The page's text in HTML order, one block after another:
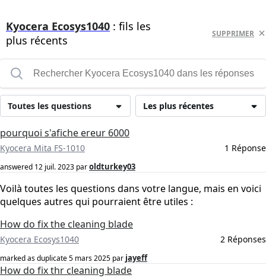
Kyocera Ecosys1040 : fils les
plus récents
SUPPRIMER
Les plus récentes
Toutes les questions
pourquoi s'afiche ereur 6000
Kyocera Mita FS-1010 1 Réponse
answered 12 juil. 2023 paroldturkey03
Voilà toutes les questions dans votre langue, mais en voici
quelques autres qui pourraient être utiles :
How do fix the cleaning blade
Kyocera Ecosys1040 2 Réponses
marked as duplicate5 mars 2025 par jayeff
How do fix thr cleaning blade